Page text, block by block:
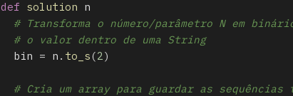
def solution n
# Transforma o número/parâmetro N em
# o valor dentro de uma String
bin = n . to_s(2 )
# Cria um array para guardar as sequências